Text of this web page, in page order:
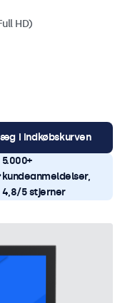
HD)
i indkøbskurven
5.000+
kundeanmeldelser,
4,8/5 stjerner